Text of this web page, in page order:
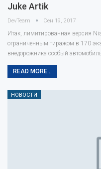
Juke Artik
DevTeam Сен 19, 2017
Итак, лимитированная версия
ограниченным тиражом в 170
внедорожника особый
READ MORE...
НОВОСТИ